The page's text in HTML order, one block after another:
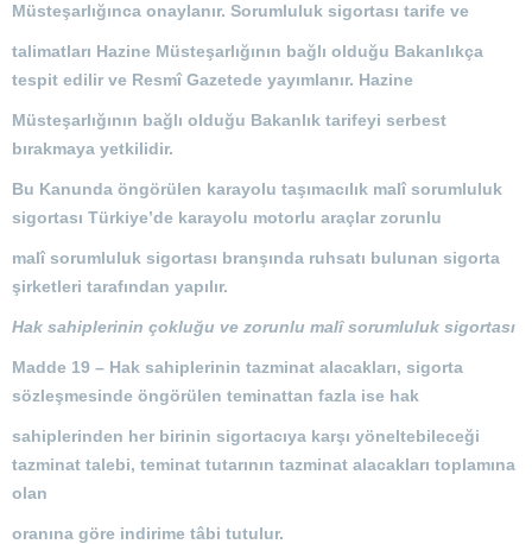
Müsteşarlığınca onaylanır. Sorumluluk sigortası tarife ve
talimatları Hazine Müsteşarlığının bağlı olduğu Bakanlıkça
tespit edilir ve Resmî Gazetede yayımlanır. Hazine
Müsteşarlığının bağlı olduğu Bakanlık tarifeyi serbest
bırakmaya yetkilidir.
Bu Kanunda öngörülen karayolu taşımacılık malî sorumluluk
sigortası Türkiye’de karayolu motorlu araçlar zorunlu
malî sorumluluk sigortası branşında ruhsatı bulunan sigorta
şirketleri tarafından yapılır.
Hak sahiplerinin çokluğu ve zorunlu malî sorumluluk sigortası
Madde 19 – Hak sahiplerinin tazminat alacakları, sigorta
sözleşmesinde öngörülen teminattan fazla ise hak
sahiplerinden her birinin sigortacıya karşı yöneltebileceği
tazminat talebi, teminat tutarının tazminat alacakları toplamına
olan
oranına göre indirime tâbi tutulur.